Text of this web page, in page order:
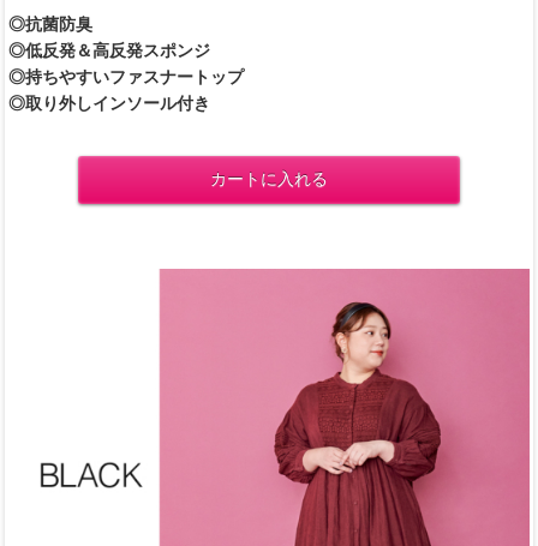
◎抗菌防臭
◎低反発＆高反発スポンジ
◎持ちやすいファスナートップ
◎取り外しインソール付き
カートに入れる